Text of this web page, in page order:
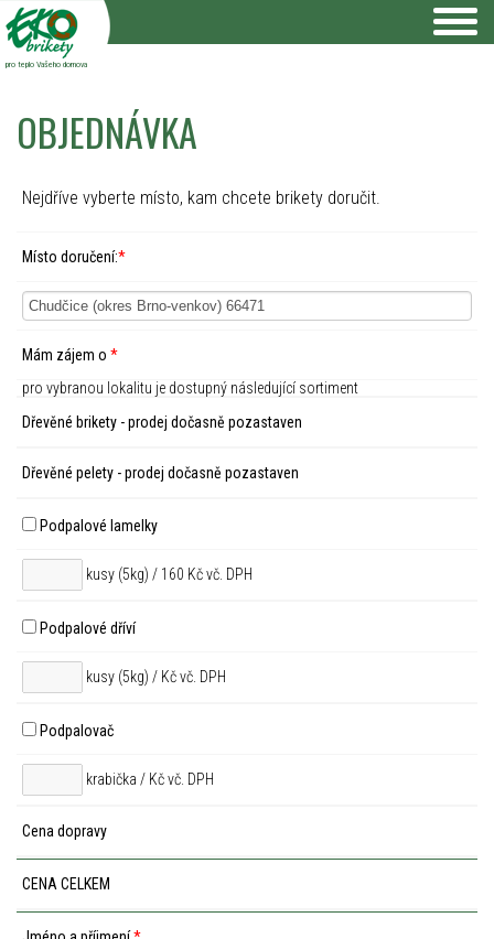
pro teplo Vašeho domova
OBJEDNÁVKA
Nejdříve vyberte místo, kam chcete brikety doručit.
Místo doručení:*
Mám zájem o *
pro vybranou lokalitu je dostupný následující sortiment
Dřevěné brikety - prodej dočasně pozastaven
Dřevěné pelety - prodej dočasně pozastaven
Podpalové lamelky
kusy (5kg) / 160 Kč vč. DPH
Podpalové dříví
kusy (5kg) / Kč vč. DPH
Podpalovač
krabička / Kč vč. DPH
Cena dopravy
CENA CELKEM